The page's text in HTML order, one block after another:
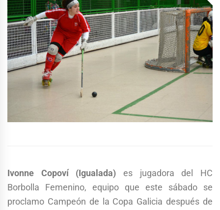
Ivonne Copoví (Igualada) es jugadora del HC
Borbolla Femenino, equipo que este sábado se
proclamo Campeón de la Copa Galicia después de